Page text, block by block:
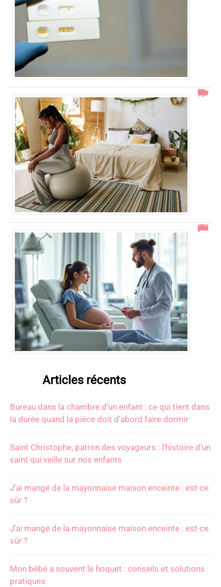
Col ouvert à 1 doigt : accouchement dans combien de temps ?
En combien de temps se résorbe un décollement placentaire ?
Articles récents
Bureau dans la chambre d’un enfant : ce qui tient dans
la durée quand la pièce doit d’abord faire dormir
Saint Christophe, patron des voyageurs : l’histoire d’un
saint qui veille sur nos enfants
J’ai mangé de la mayonnaise maison enceinte : est-ce
sûr ?
J’ai mangé de la mayonnaise maison enceinte : est-ce
sûr ?
Mon bébé a souvent le hoquet : conseils et solutions
pratiques